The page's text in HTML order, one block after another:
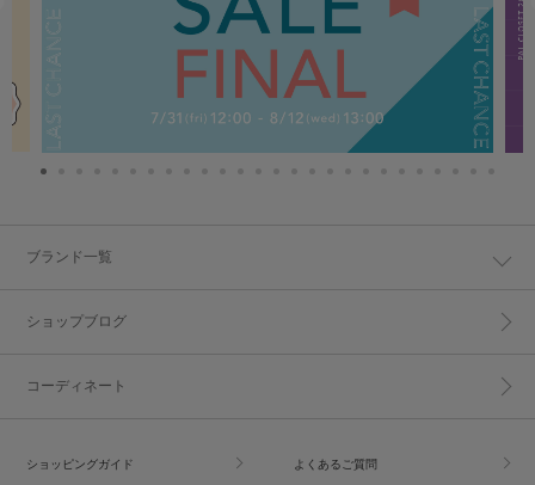
ブランド一覧
ショップブログ
コーディネート
ショッピングガイド よくあるご質問